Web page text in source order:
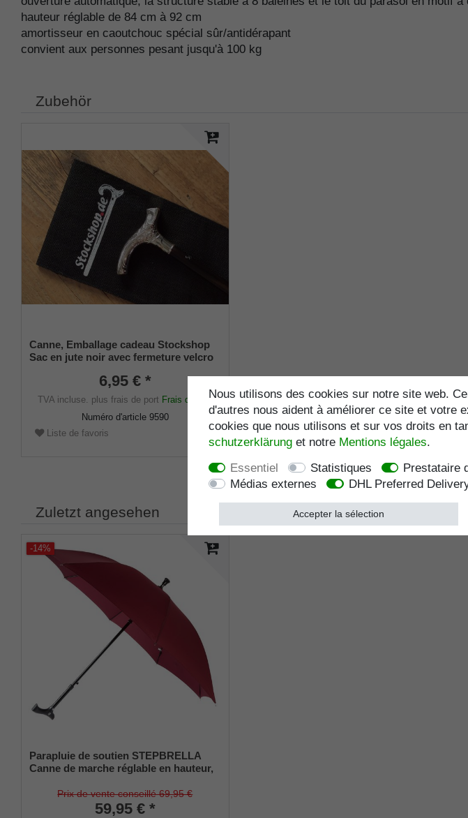
hauteur réglable de 84 cm à 92 cm
amortisseur en caoutchouc spécial sûr/antidérapant
convient aux personnes pesant jusqu'à 100 kg
Zubehör
Canne, Emballage cadeau Stockshop
Sac en jute noir avec fermeture velcro
6,95 € *
TVA incluse. plus frais de port Frais de port
Numéro d'article 9590
Liste de favoris
Zuletzt angesehen
-14%
Parapluie de soutien STEPBRELLA
Canne de marche réglable en hauteur,
structure du parapluie composée de 8
baleines stables, toit du parapluie
Prix de vente conseillé 69,95 €
59,95 € *
Nous utilisons des cookies sur notre site web.
d'autres nous aident à améliorer ce site et votre
cookies que nous utilisons et sur vos droits en
schutz­erklärunget notre Mentions légales.
Essentiel
Statistiques Prestataire
Médias externes
DHL Preferred
Accepter la sélection